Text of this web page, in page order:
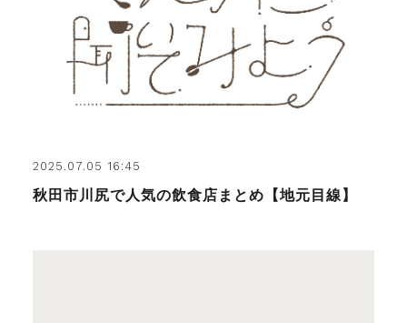
2025.07.05 16:45
秋田市川尻で人気の飲食店まとめ【地元目線】